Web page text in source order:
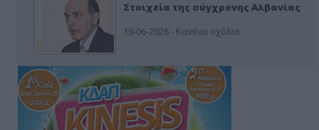
Στοιχεία της σύγχρονης Αλβανίας
19-06-2026 - Κανένα σχόλιο